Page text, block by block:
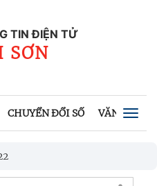
TIN ĐIỆN TỬ
SƠN
CHUYỂN ĐỔI SỐ VĂN BẢN